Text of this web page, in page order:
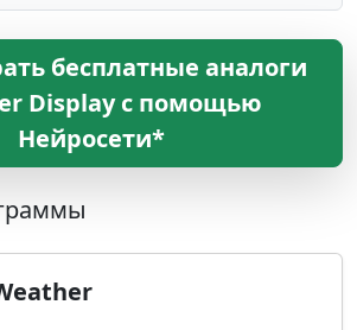
бесплатные аналоги
Display с помощью
Нейросети*